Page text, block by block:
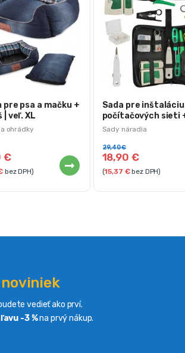
ohrádky
pre psa a mačku +
| veľ. XL
€
bez DPH)
Sady náradia
Sada pre inštaláciu
počítačových sieti
puzdro
18,90 €
29,40€
(15,37 €bez DPH)
vedieť ako prví.
-3 %na prvý nákup.